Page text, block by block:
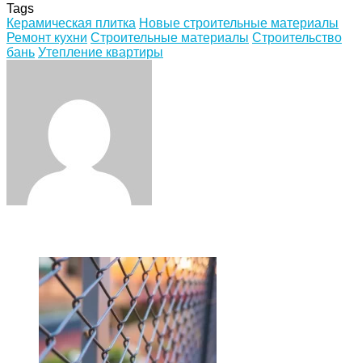
Tags
Керамическая плитка Новые строительные материалы
Ремонт кухни Строительные материалы Строительство
бань Утепление квартиры